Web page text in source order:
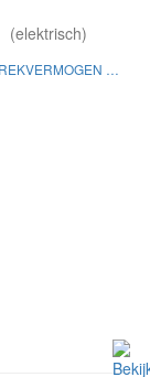
(elektrisch)
71KWH 140PK ELEKTRISCH 344KM WLTP 2300KG TREKVERMOGEN BEV SNELLADEN STOEL + STUUR VERWARMING LED CRU